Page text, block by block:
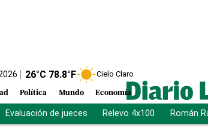
26°C 78.8°F Cielo Claro
Política Mundo Economía
Evaluación de jueces Relevo 4x100 Román